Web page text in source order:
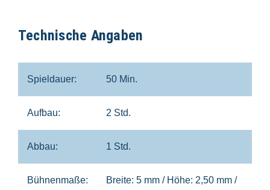
Technische Angaben
Spieldauer: 50 Min.
Aufbau: 2 Std.
Abbau: 1 Std.
Bühnenmaße:
Breite: 5 mm / Höhe: 2,50 mm /